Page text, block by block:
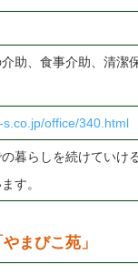
助、食事介助、清潔
office/340.html
暮らしを続けていけ
す。
まびこ苑」